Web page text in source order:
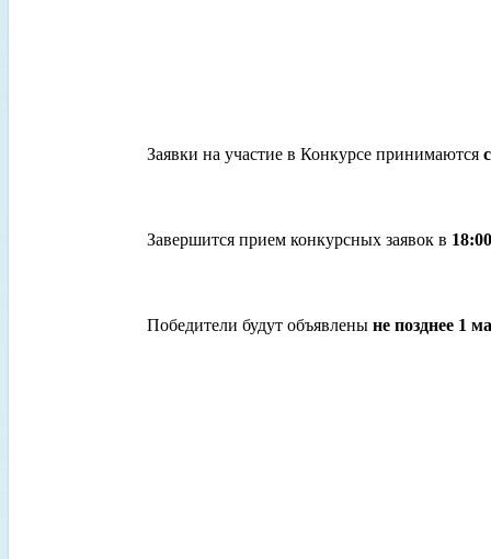
Заявки на участие в Конкурсе принимаются
Завершится прием конкурсных заявок в
Победители будут объявлены не позднее 1